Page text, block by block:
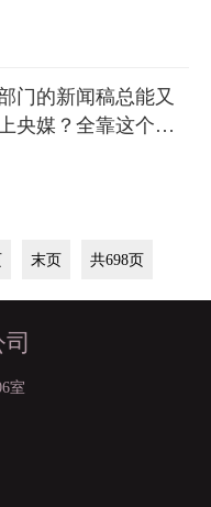
门的新闻稿总能又
央媒？全靠这个自
末页 共698页
室